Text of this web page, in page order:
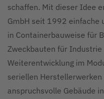
schaffen. Mit dieser Idee
GmbH seit 1992 einfache
in Containerbauweise für
Zweckbauten für
Weiterentwicklung im
seriellen
anspruchsvolle Gebäude